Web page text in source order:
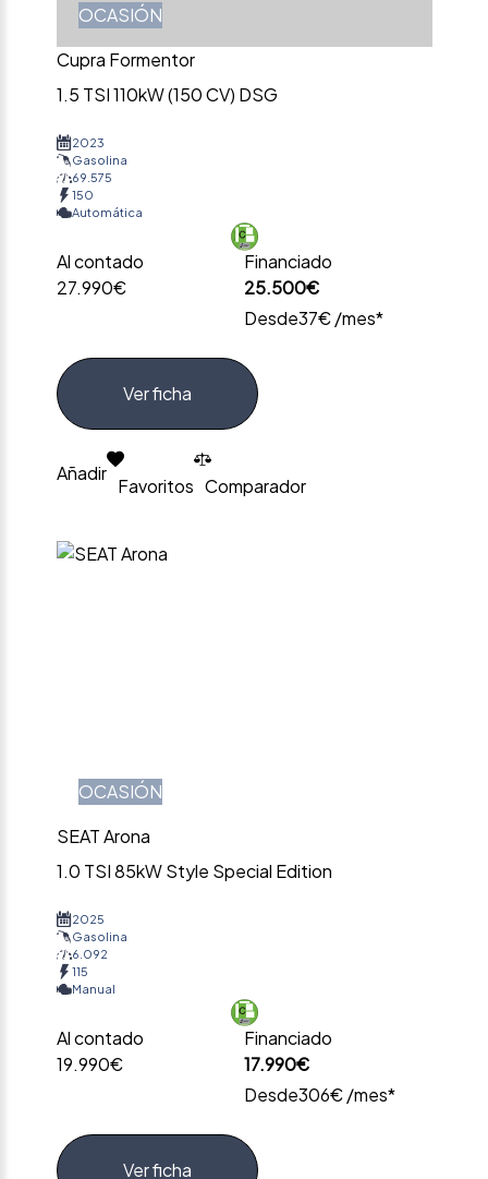
OCASIÓN
Cupra Formentor
1.5 TSI 110kW (150 CV) DSG
2023
Gasolina
69.575
150
Automática
Al contado
27.990€
Financiado
25.500€
Desde37€ /mes*
Ver ficha
Añadir
Favoritos Comparador
OCASIÓN
SEAT Arona
1.0 TSI 85kW Style Special Edition
2025
Gasolina
6.092
115
Manual
Al contado
19.990€
Financiado
17.990€
Desde306€ /mes*
Ver ficha